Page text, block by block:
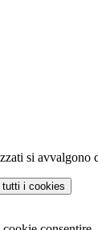
si
i cookies